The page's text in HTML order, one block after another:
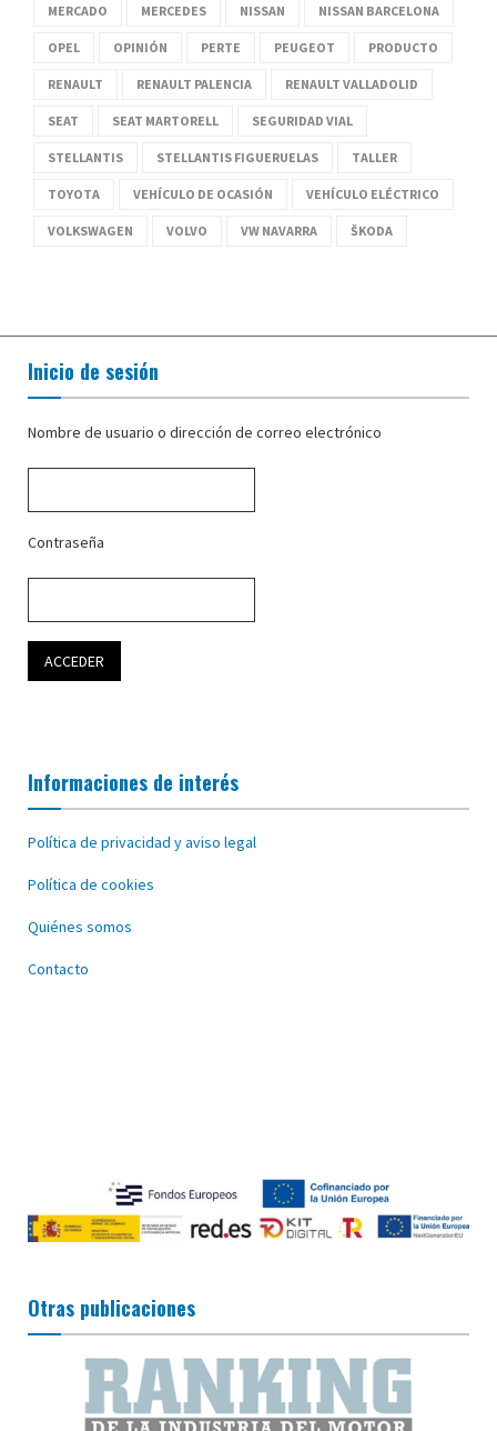
MERCADO MERCEDES NISSAN NISSAN BARCELONA
OPEL OPINIÓN PERTE PEUGEOT PRODUCTO
RENAULT RENAULT PALENCIA RENAULT VALLADOLID
SEAT SEAT MARTORELL SEGURIDAD VIAL
STELLANTIS STELLANTIS FIGUERUELAS TALLER
TOYOTA VEHÍCULO DE OCASIÓN VEHÍCULO ELÉCTRICO
VOLKSWAGEN VOLVO VW NAVARRA ŠKODA
Inicio de sesión
Nombre de usuario o dirección de correo electrónico
Contraseña
Informaciones de interés
Política de privacidad y aviso legal
Política de cookies
Quiénes somos
Contacto
Otras publicaciones